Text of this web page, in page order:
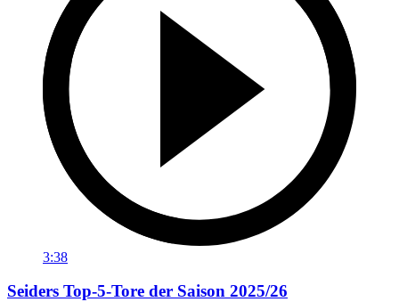
3:38
Seiders Top-5-Tore der Saison 2025/26